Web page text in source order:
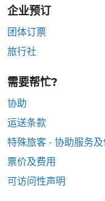
企业预订
团体订票
旅行社
需要帮忙?
协助
运送条款
特殊旅客 - 协助服务及
票价及费用
可访问性声明